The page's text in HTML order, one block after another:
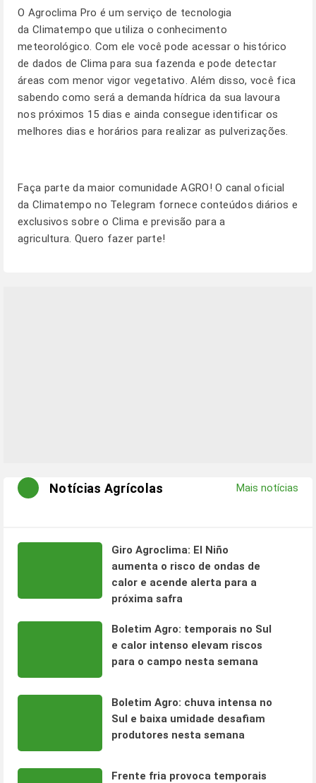
O Agroclima Pro é um serviço de tecnologia
da Climatempo que utiliza o conhecimento
meteorológico. Com ele você pode acessar o histórico
de dados de Clima para sua fazenda e pode detectar
áreas com menor vigor vegetativo. Além disso, você fica
sabendo como será a demanda hídrica da sua lavoura
nos próximos 15 dias e ainda consegue identificar os
melhores dias e horários para realizar as pulverizações.
Faça parte da maior comunidade AGRO! O canal oficial
da Climatempo no Telegram fornece conteúdos diários e
exclusivos sobre o Clima e previsão para a
agricultura. Quero fazer parte!
Notícias Agrícolas Mais notícias
Giro Agroclima: El Niño
aumenta o risco de ondas de
calor e acende alerta para a
próxima safra
Boletim Agro: temporais no Sul
e calor intenso elevam riscos
para o campo nesta semana
Boletim Agro: chuva intensa no
Sul e baixa umidade desafiam
produtores nesta semana
Frente fria provoca temporais